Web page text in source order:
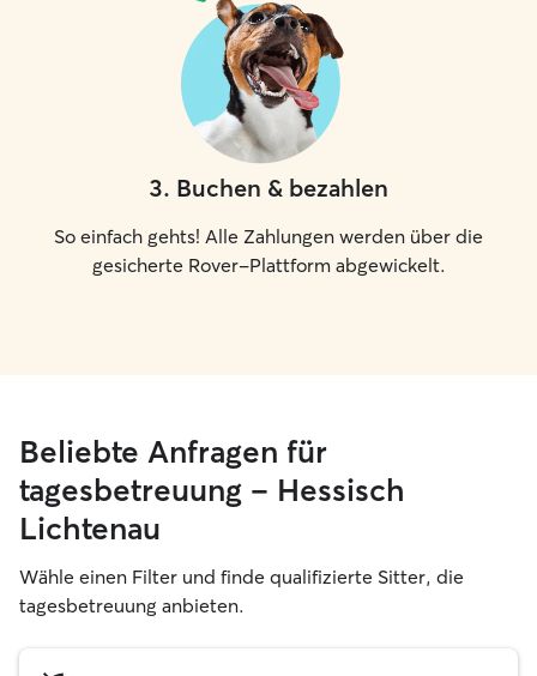
3. Buchen & bezahlen
So einfach gehts! Alle Zahlungen werden über die
gesicherte Rover-Plattform abgewickelt.
Beliebte Anfragen für
tagesbetreuung – Hessisch
Lichtenau
Wähle einen Filter und finde qualifizierte Sitter, die
tagesbetreuung anbieten.